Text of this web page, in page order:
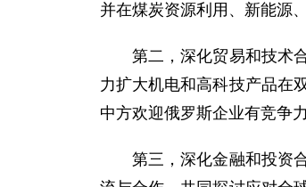
并在煤炭资源利用、新能源
第二，深化贸易和技术合
力扩大机电和高科技产品在
中方欢迎俄罗斯企业有竞争
第三，深化金融和投资合